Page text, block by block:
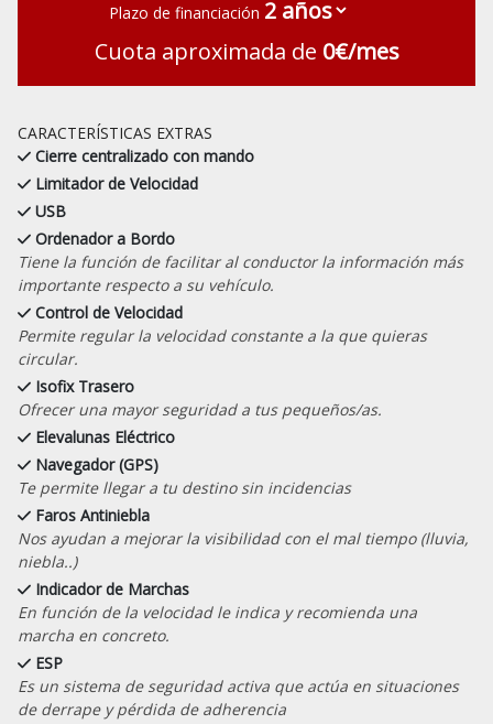
Plazo de financiación
Cuota aproximada de 0€/mes
CARACTERÍSTICAS EXTRAS
Cierre centralizado con mando
Limitador de Velocidad
USB
Ordenador a Bordo
Tiene la función de facilitar al conductor la información más
importante respecto a su vehículo.
Control de Velocidad
Permite regular la velocidad constante a la que quieras
circular.
Isofix Trasero
Ofrecer una mayor seguridad a tus pequeños/as.
Elevalunas Eléctrico
Navegador (GPS)
Te permite llegar a tu destino sin incidencias
Faros Antiniebla
Nos ayudan a mejorar la visibilidad con el mal tiempo (lluvia,
niebla..)
Indicador de Marchas
En función de la velocidad le indica y recomienda una
marcha en concreto.
ESP
Es un sistema de seguridad activa que actúa en situaciones
de derrape y pérdida de adherencia